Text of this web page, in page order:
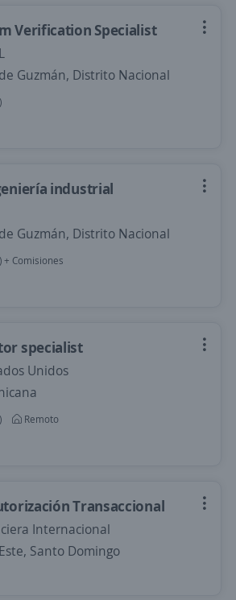
Verification Specialist
Guzmán, Distrito Nacional
industrial
Guzmán, Distrito Nacional
+ Comisiones
specialist
Unidos
Remoto
Transaccional
Internacional
Santo Domingo